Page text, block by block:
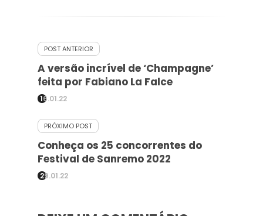
POST ANTERIOR
A versão incrível de ‘Champagne’
feita por Fabiano La Falce
16.01.22
PRÓXIMO POST
Conheça os 25 concorrentes do
Festival de Sanremo 2022
29.01.22